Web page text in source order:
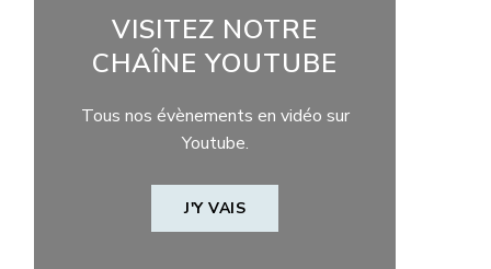
VISITEZ NOTRE
CHAÎNE YOUTUBE
Tous nos évènements en vidéo sur
Youtube.
J'Y VAIS